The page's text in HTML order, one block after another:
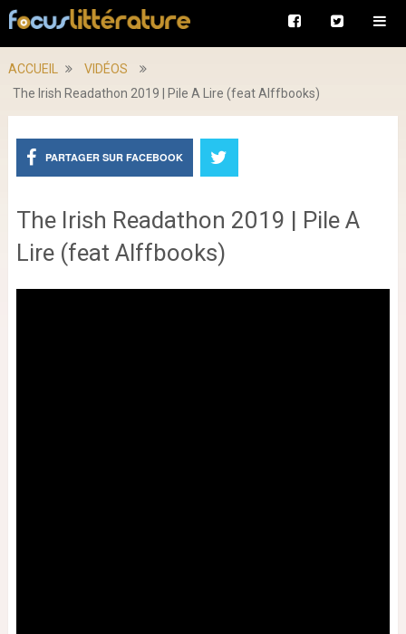
ACCUEIL
VIDÉOS
The Irish Readathon 2019 | Pile A Lire (feat Alffbooks)
PARTAGER SUR FACEBOOK
The Irish Readathon 2019 | Pile A
Lire (feat Alffbooks)